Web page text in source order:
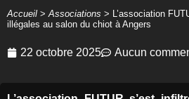
Accueil >Associations > L’association
illégales au salon du chiot à Angers
22 octobre 2025 Aucun